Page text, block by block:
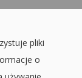
pliki
o